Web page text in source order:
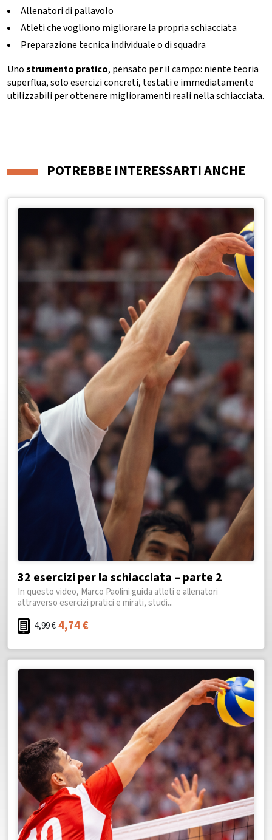
Allenatori di pallavolo
Atleti che vogliono migliorare la propria schiacciata
Preparazione tecnica individuale o di squadra
Unostrumento pratico, pensato per il campo: niente teoria
superflua, solo esercizi concreti, testati e immediatamente
utilizzabili per ottenere miglioramenti reali nella schiacciata.
POTREBBE INTERESSARTI ANCHE
32 esercizi per la schiacciata – parte 2
In questo video, Marco Paolini guida atleti e allenatori
attraverso esercizi pratici e mirati, studi...
4,99€4,74€